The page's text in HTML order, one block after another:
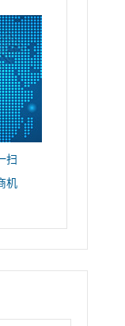
扫
机